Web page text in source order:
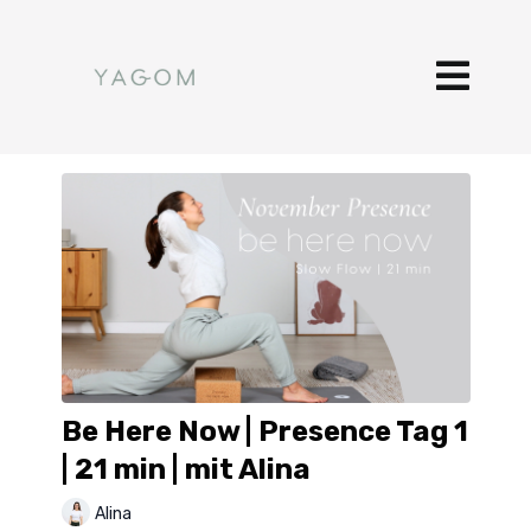
Be Here Now | Presence Tag 1
| 21 min | mit Alina
Alina